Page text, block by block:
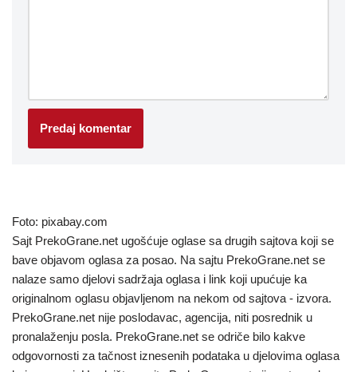
Foto: pixabay.com
Sajt PrekoGrane.net ugošćuje oglase sa drugih sajtova koji se
bave objavom oglasa za posao. Na sajtu PrekoGrane.net se
nalaze samo djelovi sadržaja oglasa i link koji upućuje ka
originalnom oglasu objavljenom na nekom od sajtova - izvora.
PrekoGrane.net nije poslodavac, agencija, niti posrednik u
pronalaženju posla. PrekoGrane.net se odriče bilo kakve
odgovornosti za tačnost iznesenih podataka u djelovima oglasa